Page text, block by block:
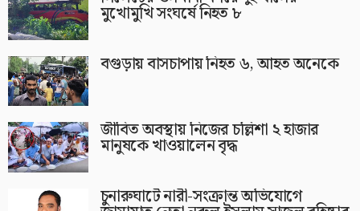
মুখোমুখি সংঘর্ষে নিহত ৮
বগুড়ায় বাসচাপায় নিহত ৬, আহত অনেকে
জীবিত অবস্থায় নিজের চল্লিশা ২ হাজার
মানুষকে খাওয়ালেন বৃদ্ধ
চুনারুঘাটে নারী-সংক্রান্ত অভিযোগে